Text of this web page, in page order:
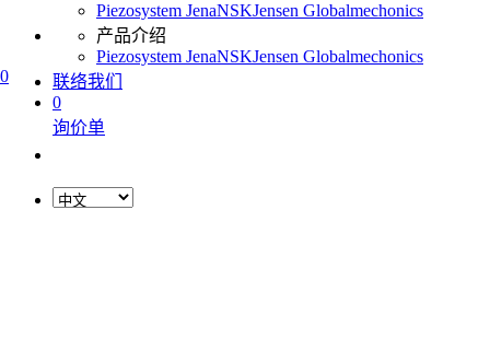
0
Piezosystem JenaNSKJensen Globalmechonics
产品介绍
Piezosystem JenaNSKJensen Globalmechonics
联络我们
0
询价单